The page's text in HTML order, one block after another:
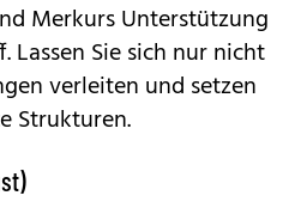
Merkurs Unterstützung
Lassen Sie sich nur nicht
verleiten und setzen
Strukturen.